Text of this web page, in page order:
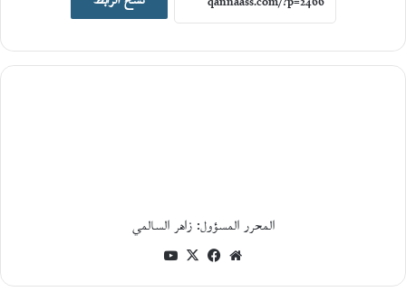
المحرر المسؤول: زاهر السالمي
موقع فيسبوك‫X
ة
و
ا